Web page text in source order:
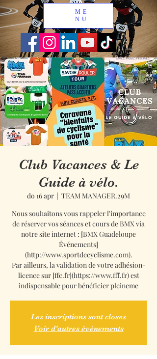
ME
NU
Club Vacances & Le
Guide à vélo.
do 16 apr
  |
TEAM MANAGER.29M
Nous souhaitons vous rappeler l'importance
de réserver vos séances et cours de BMX via
notre site internet : [BMX Guadeloupe
Événements]
(http://www.sportdecyclisme.com).
Par ailleurs, la validation de votre adhésion-
licence sur [ffc.fr](https://www.fff.fr) est
indispensable pour bénéficier pleineme
Les inscriptions sont closes
Voir d'autres événements